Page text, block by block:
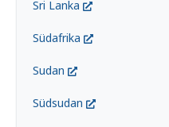
Sri Lanka
Südafrika
Sudan
Südsudan